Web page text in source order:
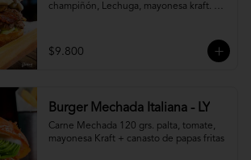
champiñón, Lechuga, mayonesa kraft. +
$9.800
Burger Mechada Italiana - LY
Carne Mechada 120 grs. palta, tomate,
mayonesa Kraft + canasto de papas fritas